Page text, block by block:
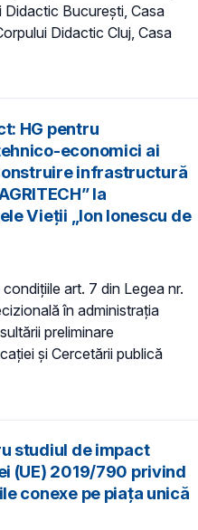
Didactic București, Casa
Didactic Cluj, Casa
HG pentru
economici ai
infrastructură
la
Vieții „Ion Ionescu de
art. 7 din Legea nr.
în administraţia
preliminare
și Cercetării publică
studiul de impact
(UE) 2019/790 privind
conexe pe piața unică